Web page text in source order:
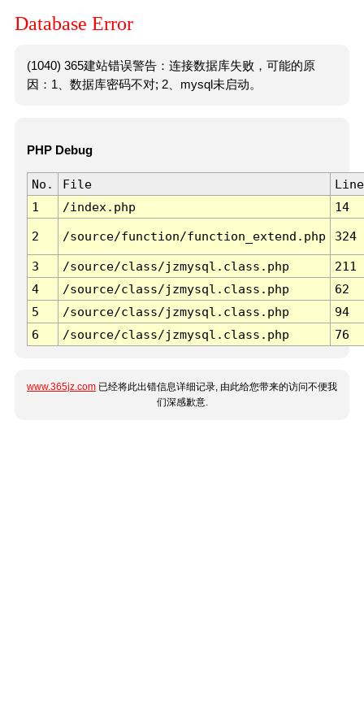
Database Error
(1040) 365建站错误警告：连接数据库失败，可能的原
因：1、数据库密码不对; 2、mysql未启动。
PHP Debug
No. File
Line
1
/index.php 14
2 /source/function/function_extend.php 324
3 /source/class/jzmysql.class.php
211
4
/source/class/jzmysql.class.php
62
5
/source/class/jzmysql.class.php
94
6
/source/class/jzmysql.class.php 76
www.365jz.com 已经将此出错信息详细记录, 由此给您带来的访问不便我
们深感歉意.